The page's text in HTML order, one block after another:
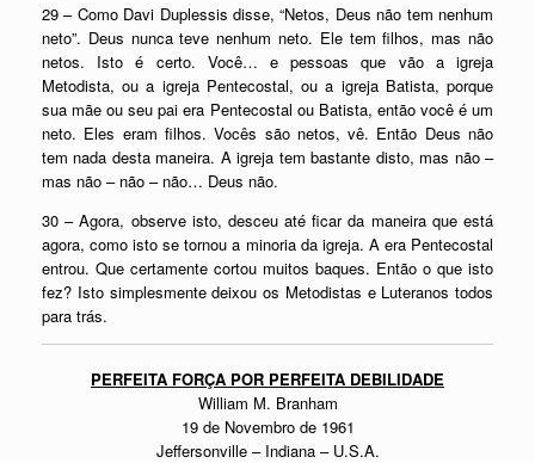
29 – Como Davi Duplessis disse, “Netos, Deus não tem nenhum
neto”. Deus nunca teve nenhum neto. Ele tem filhos, mas não
netos. Isto é certo. Você… e pessoas que vão a igreja
Metodista, ou a igreja Pentecostal, ou a igreja Batista, porque
sua mãe ou seu pai era Pentecostal ou Batista, então você é um
neto. Eles eram filhos. Vocês são netos, vê. Então Deus não
tem nada desta maneira. A igreja tem bastante disto, mas não –
mas não – não – não… Deus não.
30 – Agora, observe isto, desceu até ficar da maneira que está
agora, como isto se tornou a minoria da igreja. A era Pentecostal
entrou. Que certamente cortou muitos baques. Então o que isto
fez? Isto simplesmente deixou os Metodistas e Luteranos todos
para trás.
PERFEITA FORÇA POR PERFEITA DEBILIDADE
William M. Branham
19 de Novembro de 1961
Jeffersonville – Indiana – U.S.A.